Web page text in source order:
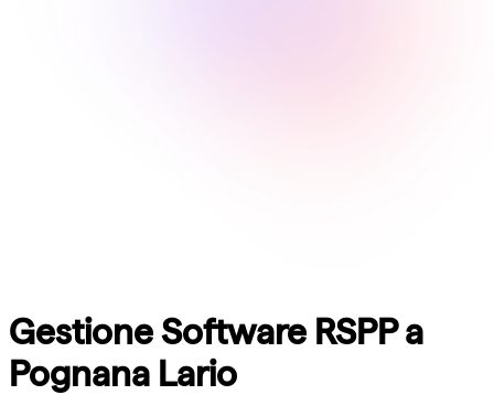
Gestione Software RSPP a
Pognana Lario